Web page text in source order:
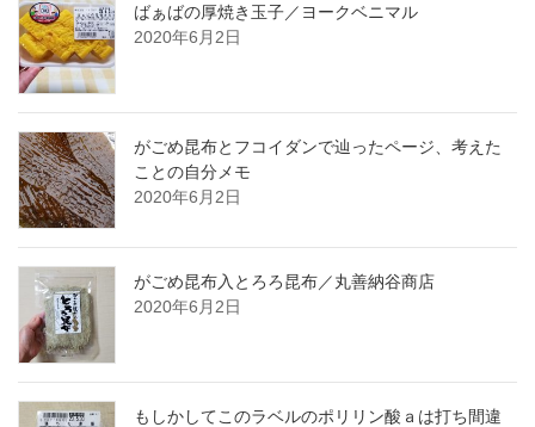
ばぁばの厚焼き玉子／ヨークベニマル
2020年6月2日
がごめ昆布とフコイダンで辿ったページ、考えた
ことの自分メモ
2020年6月2日
がごめ昆布入とろろ昆布／丸善納谷商店
2020年6月2日
もしかしてこのラベルのポリリン酸ａは打ち間違